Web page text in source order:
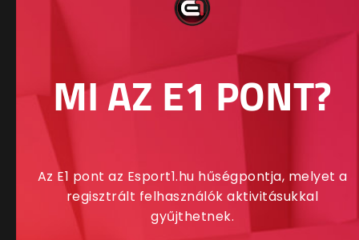
MI AZ E1 PONT?
Az E1 pont az Esport1.hu hűségpontja, melyet a
regisztrált felhasználók aktivitásukkal
gyűjthetnek.